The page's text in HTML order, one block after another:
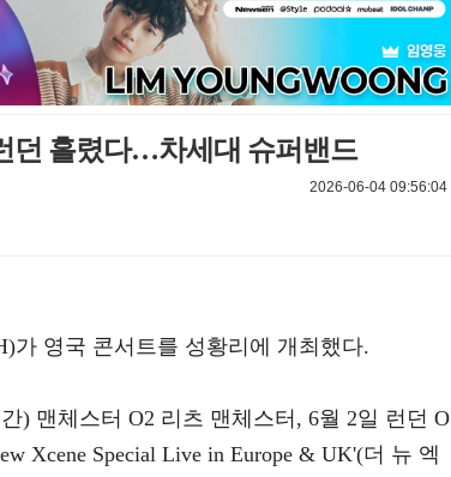
던 홀렸다…차세대 슈퍼밴드
2026-06-04 09:56:04
가 영국 콘서트를 성황리에 개최했다.
) 맨체스터 O2 리츠 맨체스터, 6월 2일 런던 O
Xcene Special Live in Europe & UK'(더 뉴 엑